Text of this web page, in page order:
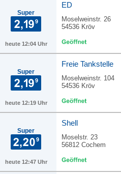
Super
heute 12:04 Uhr
ED
Moselweinstr. 26
54536 Kröv
Super
heute 12:19 Uhr
Freie Tankstelle
Moselweinstr. 104
54536 Kröv
Super
heute 12:47 Uhr
Shell
Moselstr. 23
56812 Cochem